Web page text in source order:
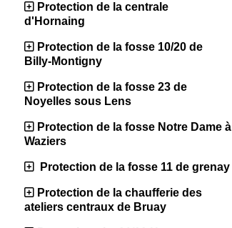
Protection de la centrale
d'Hornaing
Protection de la fosse 10/20 de
Billy-Montigny
Protection de la fosse 23 de
Noyelles sous Lens
Protection de la fosse Notre Dame à
Waziers
Protection de la fosse 11 de grenay
Protection de la chaufferie des
ateliers centraux de Bruay